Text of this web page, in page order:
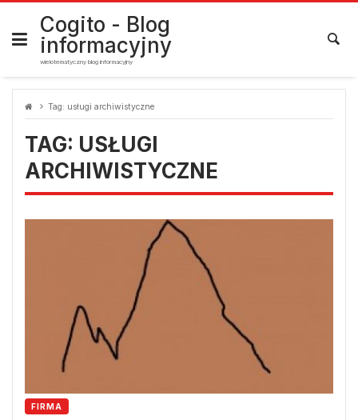
Skip
content
Cogito - Blog
informacyjny
wielotematyczny blog informacyjny
Tag: usługi archiwistyczne
TAG: USŁUGI
ARCHIWISTYCZNE
FIRMA